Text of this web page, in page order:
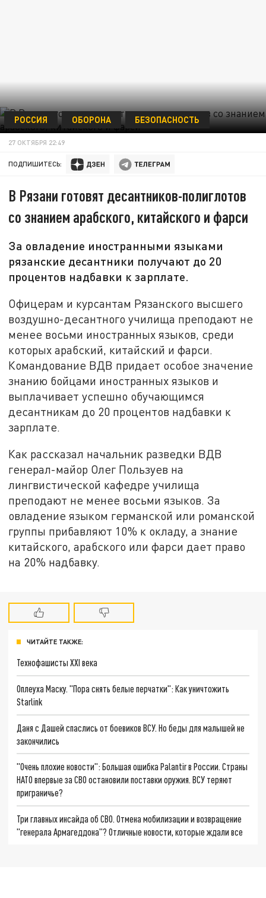
РОССИЯ ОБОРОНА БЕЗОПАСНОСТЬ
27 ОКТЯБРЯ 22:49
ПОДПИШИТЕСЬ:
В Рязани готовят десантников-полиглотов
со знанием арабского, китайского и фарси
За овладение иностранными языками
рязанские десантники получают до 20
процентов надбавки к зарплате.
Офицерам и курсантам Рязанского высшего
воздушно-десантного училища преподают не
менее восьми иностранных языков, среди
которых арабский, китайский и фарси.
Командование ВДВ придает особое значение
знанию бойцами иностранных языков и
выплачивает успешно обучающимся
десантникам до 20 процентов надбавки к
зарплате.
Как рассказал начальник разведки ВДВ
генерал-майор Олег Пользуев на
лингвистической кафедре училища
преподают не менее восьми языков. За
овладение языком германской или романской
группы прибавляют 10% к окладу, а знание
китайского, арабского или фарси дает право
на 20% надбавку.
ЧИТАЙТЕ ТАКЖЕ:
Технофашисты XXI века
Оплеуха Маску. "Пора снять белые перчатки": Как уничтожить
Starlink
Даня с Дашей спаслись от боевиков ВСУ. Но беды для малышей не
закончились
"Очень плохие новости": Большая ошибка Palantir в России. Страны
НАТО впервые за СВО остановили поставки оружия. ВСУ теряют
приграничье?
Три главных инсайда об СВО. Отмена мобилизации и возвращение
"генерала Армагеддона"? Отличные новости, которые ждали все